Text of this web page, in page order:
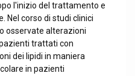
l'inizio del trattamento e
Nel corso di studi clinici
osservate alterazioni
trattati con
dei lipidi in maniera
in pazienti